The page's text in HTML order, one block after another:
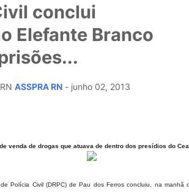
conclui
Elefante Branco
ASSPRA RN - junho 02, 2013
venda de drogas que atuava de dentro dos presídios do
Polícia Civil (DRPC) de Pau dos Ferros concluiu, na manhã